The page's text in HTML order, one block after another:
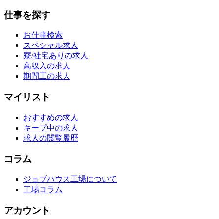
仕事を探す
お仕事検索
スペシャル求人
寮/社宅ありの求人
高収入の求人
期間工の求人
マイリスト
おすすめの求人
キープ中の求人
求人の閲覧履歴
コラム
ジョブハウス工場について
工場コラム
アカウント